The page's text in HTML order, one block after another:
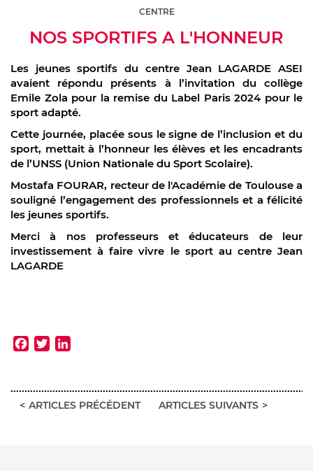
CENTRE
NOS SPORTIFS A L'HONNEUR
Les jeunes sportifs du centre Jean LAGARDE ASEI
avaient répondu présents à l’invitation du collège
Emile Zola pour la remise du Label Paris 2024 pour le
sport adapté.
Cette journée, placée sous le signe de l’inclusion et du
sport, mettait à l’honneur les élèves et les encadrants
de l’UNSS (Union Nationale du Sport Scolaire).
Mostafa FOURAR, recteur de l'Académie de Toulouse a
souligné l’engagement des professionnels et a félicité
les jeunes sportifs.
Merci à nos professeurs et éducateurs de leur
investissement à faire vivre le sport au centre Jean
LAGARDE
Facebook
Twitter
ARTICLES PRÉCÉDENT ARTICLES SUIVANTS